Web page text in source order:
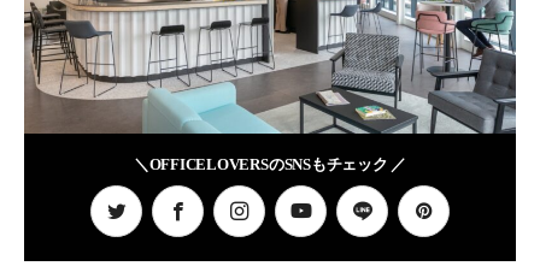
＼OFFICELOVERSのSNSもチェック ／